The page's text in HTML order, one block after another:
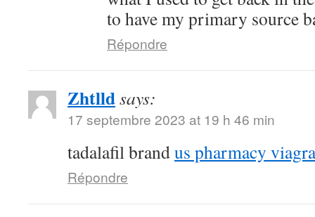
to have my primary source
Répondre
Zhtlldsays:
17 septembre 2023 at 19 h 46 min
tadalafil brandus pharmacy viagra
Répondre